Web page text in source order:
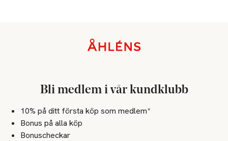
Bli medlem i vår kundklubb
10% på ditt första köp som medlem*
Bonus på alla köp
Bonuscheckar